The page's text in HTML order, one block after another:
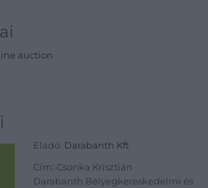
auction
Eladó: Darabanth Kft
Cím: Csonka Krisztián
Darabanth Bélyegkereskedelmi és